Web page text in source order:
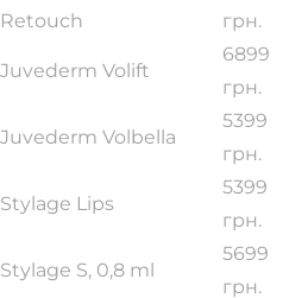
Retouch
грн.
Juvederm Volift
6899
грн.
Juvederm Volbella
5399
грн.
Stylage Lips
5399
грн.
Stylage S, 0,8 ml
5699
грн.